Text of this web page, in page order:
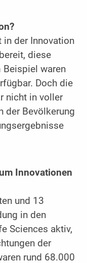
in der Innovation
diese
Beispiel waren
Doch die
nicht in voller
der Bevölkerung
Innovationen
und 13
in den
Sciences aktiv,
der
rund 68.000